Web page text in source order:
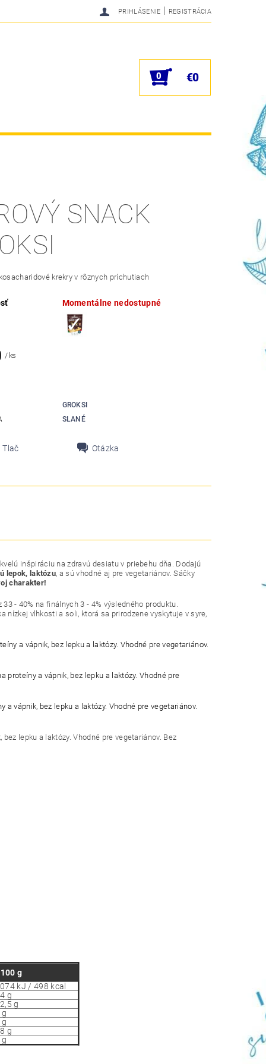
PRIHLÁSENIE | REGISTRÁCIA
0 €0
SNACK
krekry v rôznych príchutiach
Momentálne nedostupné
/ ks
GROKSI
SLANÉ
Tlač Otázka
inšpiráciu na zdravú desiatu v priebehu dňa. Dodajú
lepok, laktózu, a sú vhodné aj pre vegetariánov. Sáčky
charakter!
- 40% na finálnych 3 - 4% výsledného produktu.
nízkej vlhkosti a soli, ktorá sa prirodzene vyskytuje v syre,
a vápnik, bez lepku a laktózy. Vhodné pre vegetariánov.
a vápnik, bez lepku a laktózy. Vhodné pre
vápnik, bez lepku a laktózy. Vhodné pre vegetariánov.
lepku a laktózy. Vhodné pre vegetariánov. Bez
100 g
kJ / 498 kcal
g
g
g
g
g
g